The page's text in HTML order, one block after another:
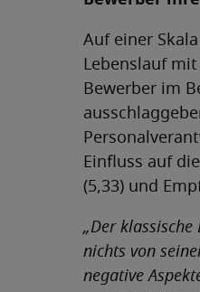
Auf einer
Lebenslauf
Bewerber im
Einfluss auf
(5,33) und
„Der
nichts von
negative